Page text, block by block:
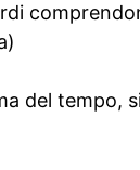
del tempo,